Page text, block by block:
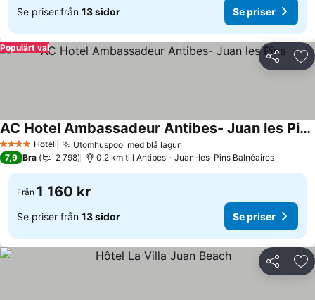
Se priser från 13 sidor Se priser
Dela
Populärt val
4 StjärnorHotell Utomhuspool med blå lagun
AC Hotel Ambassadeur Antibes- Juan les Pins
Se priser
7,9 Bra 2 798 0.2 km till Antibes - Juan-les-Pins Balnéaires
Från 1 160 kr
Se priser från 13 sidor Se priser
Dela